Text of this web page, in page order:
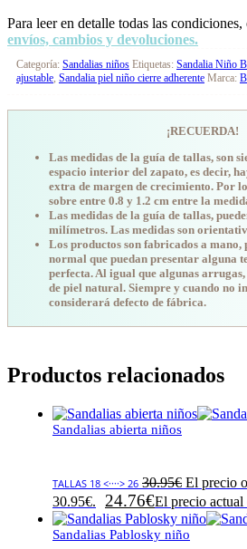
Para leer en detalle todas las condiciones,
envíos, cambios y devoluciones.
Categoría: Sandalias niños Etiquetas: Sandalia Niño
ajustable, Sandalia piel niño cierre adherente Marca:
¡RECUERDA!
Las medidas de la guía de tallas, son
espacio interior del zapato, es decir,
extra de margen de crecimiento. Por
sobre entre 0.8 y 1.2 cm entre la
Las medidas de la guía de tallas,
milímetros. Las medidas son
Los productos son fabricados a mano,
normal que puedan presentar alguna
perfecta. Al igual que algunas
de piel natural. Siempre y cuando no
considerará defecto de fábrica.
Productos relacionados
Sandalias abierta niños
TALLAS 18 <····> 26 30.95€ El precio
30.95€.
24.76€El precio actual
Sandalias Pablosky niño